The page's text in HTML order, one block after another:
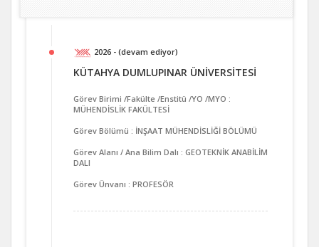
2026 - (devam ediyor)
KÜTAHYA DUMLUPINAR ÜNİVERSİTESİ
Görev Birimi /Fakülte /Enstitü /YO /MYO :
MÜHENDİSLİK FAKÜLTESİ
Görev Bölümü : İNŞAAT MÜHENDİSLİĞİ BÖLÜMÜ
Görev Alanı / Ana Bilim Dalı : GEOTEKNİK ANABİLİM
DALI
Görev Ünvanı : PROFESÖR